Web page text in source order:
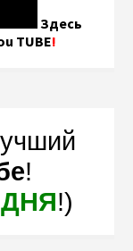
Здесь
TUBE!
!
!)